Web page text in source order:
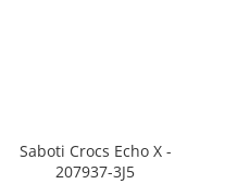
Saboti Crocs Echo X -
207937-3J5